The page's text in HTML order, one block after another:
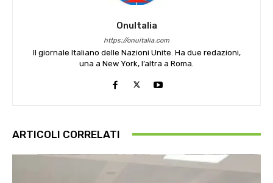
OnuItalia
https://onuitalia.com
Il giornale Italiano delle Nazioni Unite. Ha due redazioni,
una a New York, l’altra a Roma.
ARTICOLI CORRELATI